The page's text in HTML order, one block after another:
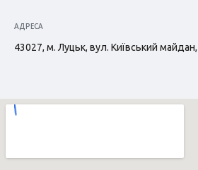
АДРЕСА
43027, м. Луцьк, вул. Київський